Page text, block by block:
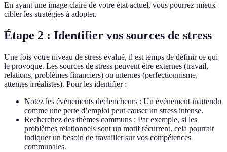
En ayant une image claire de votre état actuel, vous pourrez mieux
cibler les stratégies à adopter.
Étape 2 : Identifier vos sources de stress
Une fois votre niveau de stress évalué, il est temps de définir ce qui
le provoque. Les sources de stress peuvent être externes (travail,
relations, problèmes financiers) ou internes (perfectionnisme,
attentes irréalistes). Pour les identifier :
Notez les événements déclencheurs : Un événement inattendu
comme une perte d’emploi peut causer un stress intense.
Recherchez des thèmes communs : Par exemple, si les
problèmes relationnels sont un motif récurrent, cela pourrait
indiquer un besoin de travailler sur vos compétences
communales.